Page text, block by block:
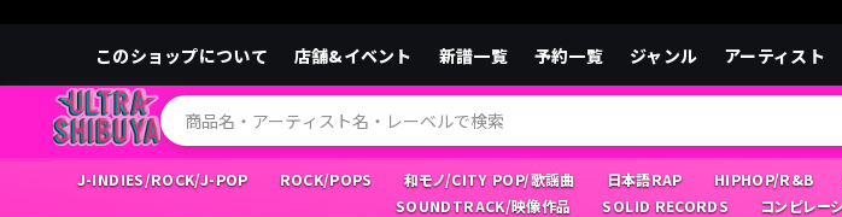
このショップについて 店舗&イベント 新譜一覧 予約一覧 ジャンル アーティスト
J-INDIES/ROCK/J-POP ROCK/POPS 和モノ/CITY POP/歌謡曲 日本語RAP HIPHOP/R&B
SOUNDTRACK/映像作品
SOLID RECORDS コンピレー